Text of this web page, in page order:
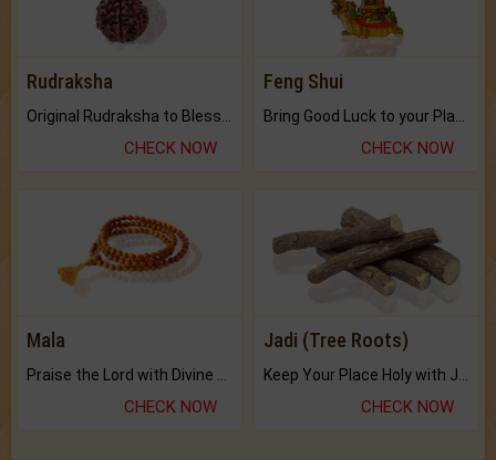
Rudraksha
CHECK NOW
Feng Shui
CHECK NOW
Mala
Praise the Lord with Divine Energies of Mala.
CHECK NOW
Jadi (Tree Roots)
Keep Your Place Holy with Jadi.
CHECK NOW